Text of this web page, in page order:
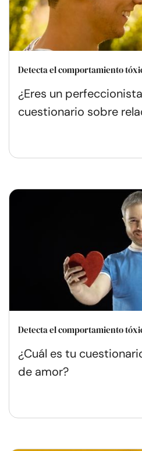
Detecta el comportamiento
¿Eres un
cuestionario sobre
Detecta el comportamiento
¿Cuál es tu
de amor?